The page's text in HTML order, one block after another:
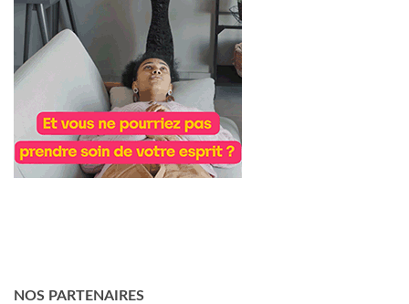
NOS PARTENAIRES